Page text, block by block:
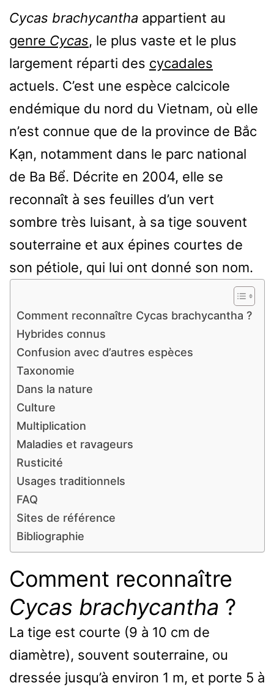
Cycas brachycantha appartient au
genre Cycas, le plus vaste et le plus
largement réparti des cycadales
actuels. C’est une espèce calcicole
endémique du nord du Vietnam, où elle
n’est connue que de la province de Bắc
Kạn, notamment dans le parc national
de Ba Bể. Décrite en 2004, elle se
reconnaît à ses feuilles d’un vert
sombre très luisant, à sa tige souvent
souterraine et aux épines courtes de
son pétiole, qui lui ont donné son nom.
Comment reconnaître Cycas brachycantha ?
Hybrides connus
Confusion avec d’autres espèces
Taxonomie
Dans la nature
Culture
Multiplication
Maladies et ravageurs
Rusticité
Usages traditionnels
FAQ
Sites de référence
Bibliographie
Comment reconnaître
Cycas brachycantha ?
La tige est courte (9 à 10 cm de
diamètre), souvent souterraine, ou
dressée jusqu’à environ 1 m, et porte 5 à